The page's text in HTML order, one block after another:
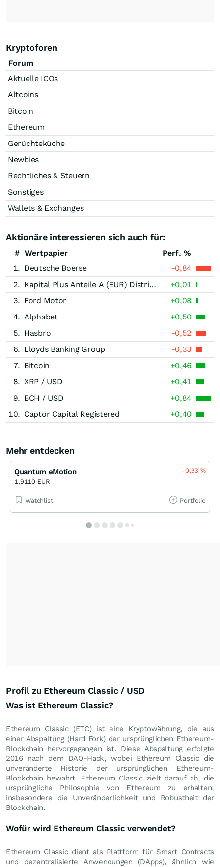
Kryptoforen
Forum
Aktuelle ICOs
Altcoins
Bitcoin
Ethereum
Gerüchteküche
Newbies
Rechtliches & Steuern
Sonstiges
Wallets & Exchanges
Aktionäre interessieren sich auch für:
# Wertpapier
Perf. %
1. Deutsche Boerse
-0,84
2.
Kapital Plus Anteile A (EUR) Distribution
+0,01
3. Ford Motor
+0,08
4. Alphabet
+0,50
5. Hasbro
-0,52
6. Lloyds Banking Group
-0,33
7. Bitcoin
+0,46
8. XRP / USD
+0,41
9. BCH / USD
+0,84
10. Captor Capital Registered +0,40
Mehr entdecken
Quantum eMotion
1,9110 EUR
-0,93%
Watchlist Portfolio
Profil zu Ethereum Classic / USD
Was ist Ethereum Classic?
Ethereum Classic (ETC) ist eine Kryptowährung, die aus
einer Abspaltung (Hard Fork) der ursprünglichen Ethereum-
Blockchain hervorgegangen ist. Diese Abspaltung erfolgte
2016 nach dem DAO-Hack, wobei Ethereum Classic die
unveränderte Historie der ursprünglichen Ethereum-
Blockchain bewahrt. Ethereum Classic zielt darauf ab, die
ursprüngliche Philosophie von Ethereum zu erhalten,
insbesondere die Unveränderlichkeit und Robustheit der
Blockchain.
Wofür wird Ethereum Classic verwendet?
Ethereum Classic dient als Plattform für Smart Contracts
und dezentralisierte Anwendungen (DApps), ähnlich wie